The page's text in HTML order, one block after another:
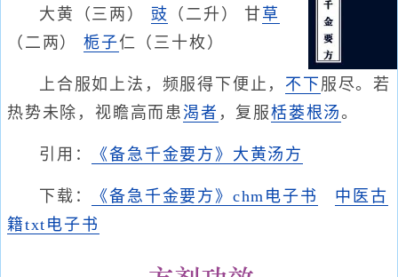
大黄（三两） 豉 （二升） 甘草
（二两） 栀子仁（三十枚）
上合服如上法，频服得下便止， 不下 服尽。若
热势未除，视瞻高而患渴者 ，复服栝蒌根汤。
引用： 《备急千金要方》大黄汤方
下载： 《备急千金要方》chm电子书
中医古
籍txt电子书